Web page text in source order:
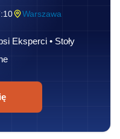
Warszawa
Eksperci • Stoły